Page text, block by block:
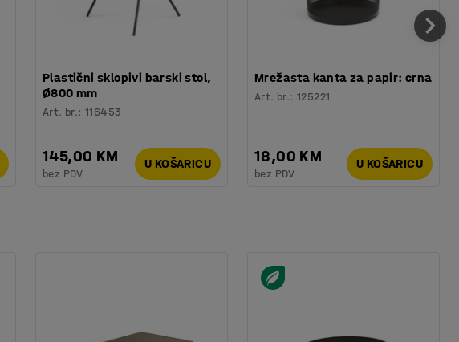
Plastični sklopivi barski stol,
Ø800 mm
Art. br.:116453
145,00 KM
bez PDV
U KOŠARICU
Mrežasta kanta za papir: crna
Art. br.:125221
18,00 KM
bez PDV
U KOŠARICU